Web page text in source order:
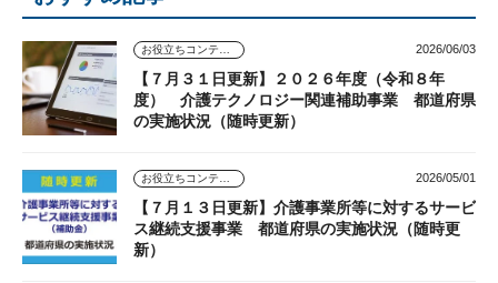
2026/06/03
【７月３１日更新】２０２６年度（令和８年
度） 介護テクノロジー関連補助事業 都道府県
の実施状況（随時更新）
2026/05/01
【７月１３日更新】介護事業所等に対するサービ
ス継続支援事業 都道府県の実施状況（随時更
新）